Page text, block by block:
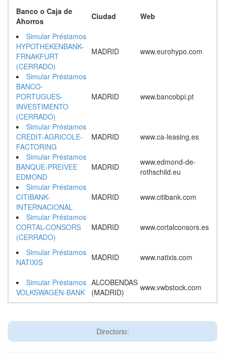
Banco o Caja de
Ahorros
Ciudad
Web
Simular Préstamos
HYPOTHEKENBANK-
FRNAKFURT
(CERRADO)
MADRID www.eurohypo.com
Simular Préstamos
BANCO-
PORTUGUES-
INVESTIMENTO
(CERRADO)
MADRID www.bancobpi.pt
Simular Préstamos
CREDIT-AGRICOLE-
FACTORING
MADRID
www.ca-leasing.es
Simular Préstamos
BANQUE-PREIVEE
EDMOND
MADRID
www.edmond-de-
rothschild.eu
Simular Préstamos
CITIBANK-
INTERNACIONAL
MADRID
www.citibank.com
Simular Préstamos
CORTAL-CONSORS
(CERRADO)
MADRID www.cortalconsors.es
Simular Préstamos
NATIXIS
MADRID www.natixis.com
Simular Préstamos
VOLKSWAGEN-BANK
ALCOBENDAS
(MADRID)
www.vwbstock.com
Directorio: